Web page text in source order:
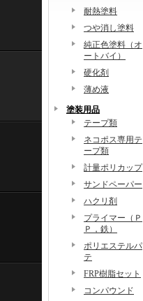
耐熱塗料
つや消し塗料
純正色塗料（オ
ートバイ）
硬化剤
薄め液
塗装用品
テープ類
ネコポス専用テ
ープ類
計量ポリカップ
サンドペーパー
ハクリ剤
プライマー（Ｐ
Ｐ，鉄）
ポリエステルパ
テ
FRP樹脂セット
コンパウンド